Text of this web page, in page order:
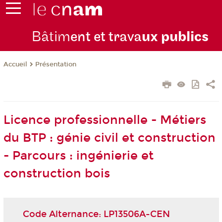
Bâtiment et travaux publics
Accueil Présentation
Licence professionnelle - Métiers
du BTP : génie civil et construction
- Parcours : ingénierie et
construction bois
Code Alternance: LP13506A-CEN